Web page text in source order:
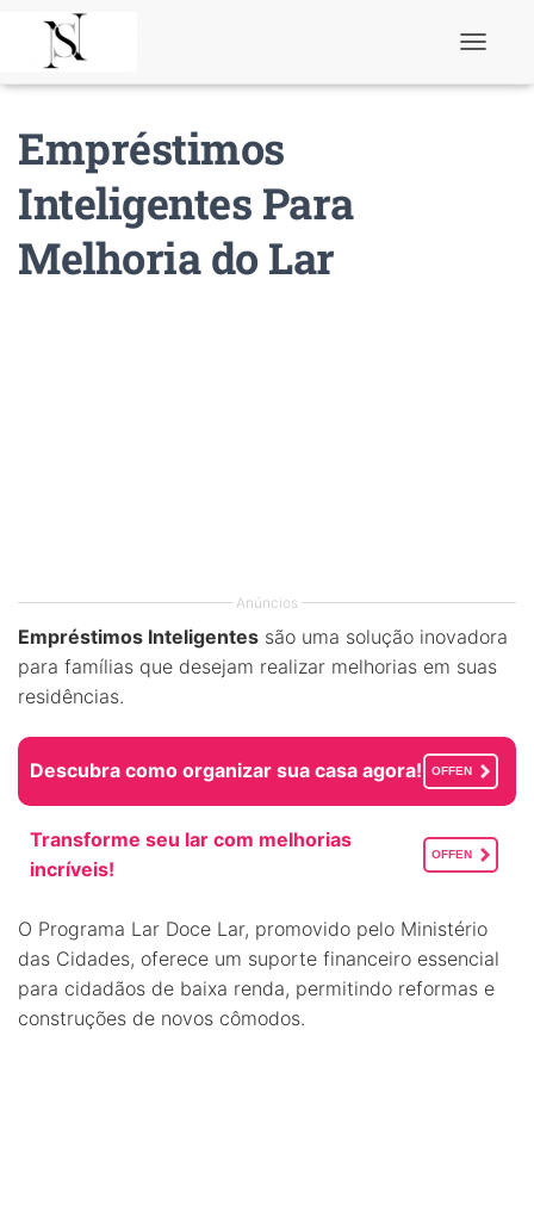
Empréstimos
Inteligentes Para
Melhoria do Lar
Anúncios
Empréstimos Inteligentes são uma solução inovadora
para famílias que desejam realizar melhorias em suas
residências.
Descubra como organizar sua casa agora! OFFEN
Transforme seu lar com melhorias
incríveis!
OFFEN
O Programa Lar Doce Lar, promovido pelo Ministério
das Cidades, oferece um suporte financeiro essencial
para cidadãos de baixa renda, permitindo reformas e
construções de novos cômodos.